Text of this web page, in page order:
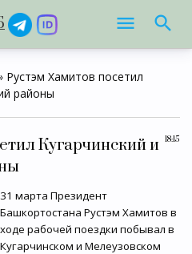
Рустэм Хамитов посетил
районы
18:15
Кугарчинский и
31 марта Президент
Башкортостана Рустэм Хамитов в
ходе рабочей поездки побывал в
Кугарчинском и Мелеузовском